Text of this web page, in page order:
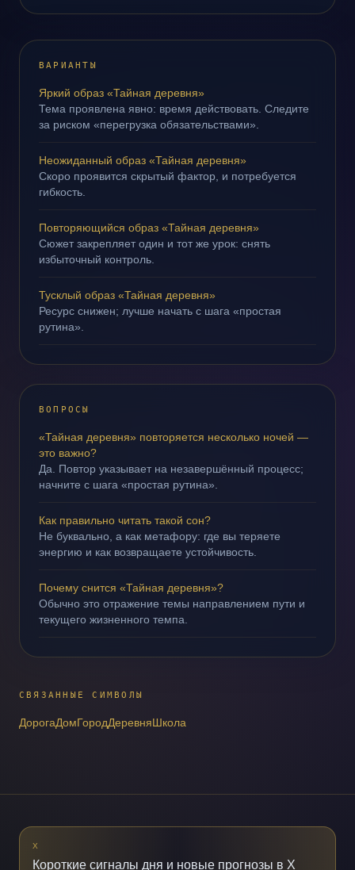
ВАРИАНТЫ
Яркий образ «Тайная деревня»
Тема проявлена явно: время действовать. Следите
за риском «перегрузка обязательствами».
Неожиданный образ «Тайная деревня»
Скоро проявится скрытый фактор, и потребуется
гибкость.
Повторяющийся образ «Тайная деревня»
Сюжет закрепляет один и тот же урок: снять
избыточный контроль.
Тусклый образ «Тайная деревня»
Ресурс снижен; лучше начать с шага «простая
рутина».
ВОПРОСЫ
«Тайная деревня» повторяется несколько ночей —
это важно?
Да. Повтор указывает на незавершённый процесс;
начните с шага «простая рутина».
Как правильно читать такой сон?
Не буквально, а как метафору: где вы теряете
энергию и как возвращаете устойчивость.
Почему снится «Тайная деревня»?
Обычно это отражение темы направлением пути и
текущего жизненного темпа.
СВЯЗАННЫЕ СИМВОЛЫ
ДорогаДомГородДеревняШкола
X
Короткие сигналы дня и новые прогнозы в X